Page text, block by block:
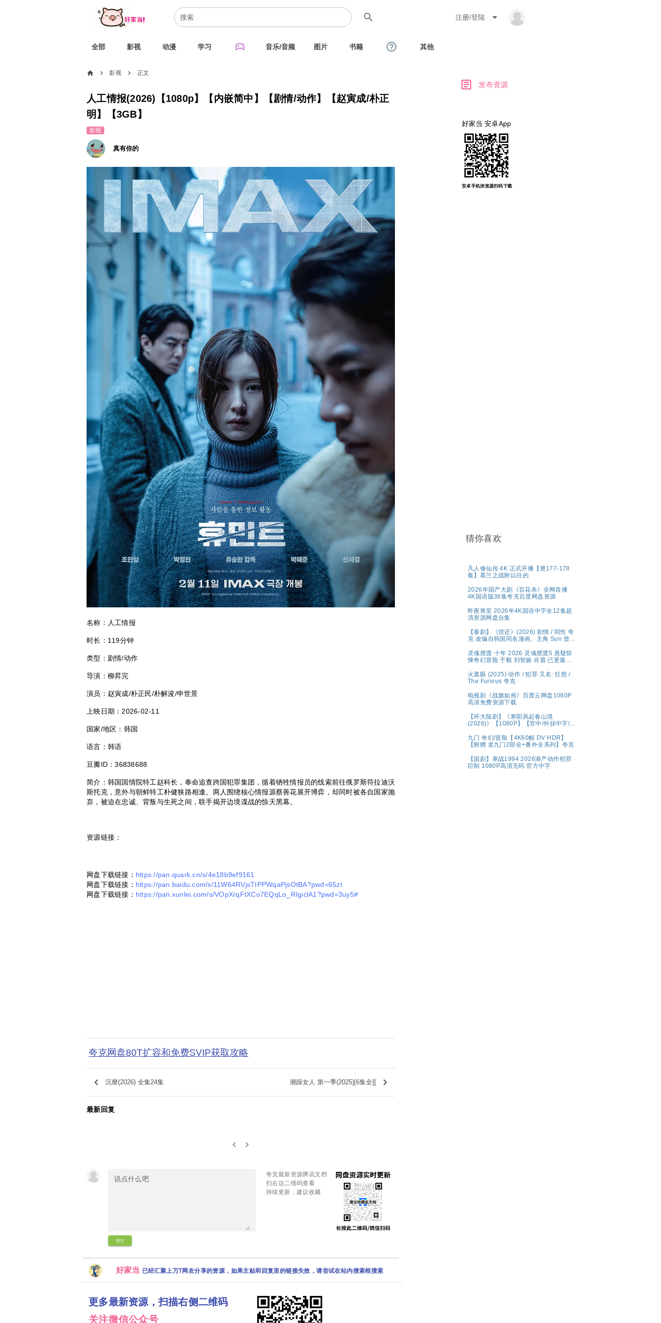
search 注册/登陆 arrow_drop_down
全部 影视 动漫 学习 sports_esports 音乐/音频 图片 书籍 help_outline 其他
home chevron_right 影视 chevron_right 正文
人工情报(2026)【1080p】【内嵌简中】【剧情/动作】【赵寅成/朴正
明】【3GB】
影视
真有你的
名称：人工情报
时长：119分钟
类型：剧情/动作
导演：柳昇完
演员：赵寅成/朴正民/朴解浚/申世景
上映日期：2026-02-11
国家/地区：韩国
语言：韩语
豆瓣ID：36838688
简介：韩国国情院特工赵科长，奉命追查跨国犯罪集团，循着牺牲情报员的线索前往俄罗斯符拉迪沃
斯托克，意外与朝鲜特工朴健狭路相逢。两人围绕核心情报源蔡善花展开博弈，却同时被各自国家抛
弃，被迫在忠诚、背叛与生死之间，联手揭开边境谍战的惊天黑幕。
资源链接：
网盘下载链接： https://pan.quark.cn/s/4e18b9ef9161
网盘下载链接： https://pan.baidu.com/s/11W64RVjsTIPPWqaPjsOtBA?pwd=65zt
网盘下载链接： https://pan.xunlei.com/s/VOpXrqFtXCo7EQqLo_RIgiclA1?pwd=3uy5#
夸克网盘80T扩容和免费SVIP获取攻略
keyboard_arrow_left 沉靡(2026) 全集24集 潮躁女人 第一季(2025)[6集全][ keyboard_arrow_right
最新回复
keyboard_arrow_left keyboard_arrow_right
提交
夸克最新资源腾讯文档
扫右边二维码查看
持续更新，建议收藏
好家当 已经汇聚上万T网友分享的资源，如果主贴和回复里的链接失效，请尝试在站内搜索框搜索
更多最新资源，扫描右侧二维码
关注微信公众号
article 发布资源
好家当 安卓App
安卓手机浏览器扫码下载
猜你喜欢
凡人修仙传 4K 正式开播【更177-178
集】慕兰之战附以往的
2026年国产大剧《百花杀》全网首播
4K国语版36集夸克百度网盘资源
昨夜将至 2026年4K国语中字全12集超
清资源网盘合集
【泰剧】《偿还》(2026) 剧情 / 同性 夸
克 改编自韩国同名漫画。主角 Sun 曾为
中展开复仇与救赎之路。
灵魂摆渡·十年 2026 灵魂摆渡5 悬疑惊
悚奇幻冒险 于毅 刘智扬 肖茵 已更最新
火遮眼 (2025) 动作 / 犯罪 又名: 狂怒 /
The Furious 夸克
电视剧《战旗如画》百度云网盘1080P
高清免费资源下载
【环大陆剧】《寒阳风起春山境
(2026)》【1080P】【官中/外挂中字/三
九门 奇幻/冒险【4K60帧 DV HDR】
【附赠 老九门2部全+番外全系列】夸克
【国剧】寒战1994 2026港产动作犯罪
巨制 1080P高清无码 官方中字